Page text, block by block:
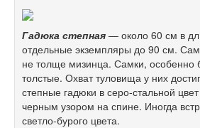
Гадюка степная — около 60 см в
отдельные экземпляры до 90 см.
не толще мизинца. Самки, особенно
толстые. Охват туловища у них
степные гадюки в серо-стальной
черным узором на спине. Иногда
светло-бурого цвета.